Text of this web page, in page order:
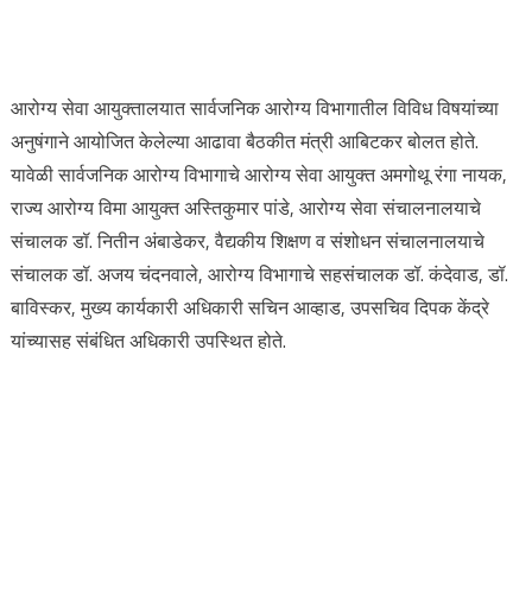
आरोग्य सेवा आयुक्तालयात सार्वजनिक आरोग्य विभागातील विविध विषयांच्या
अनुषंगाने आयोजित केलेल्या आढावा बैठकीत मंत्री आबिटकर बोलत होते.
यावेळी सार्वजनिक आरोग्य विभागाचे आरोग्य सेवा आयुक्त अमगोथू रंगा नायक,
राज्य आरोग्य विमा आयुक्त अस्तिकुमार पांडे, आरोग्य सेवा संचालनालयाचे
संचालक डॉ. नितीन अंबाडेकर, वैद्यकीय शिक्षण व संशोधन संचालनालयाचे
संचालक डॉ. अजय चंदनवाले, आरोग्य विभागाचे सहसंचालक डॉ. कंदेवाड, डॉ.
बाविस्कर, मुख्य कार्यकारी अधिकारी सचिन आव्हाड, उपसचिव दिपक केंद्रे
यांच्यासह संबंधित अधिकारी उपस्थित होते.